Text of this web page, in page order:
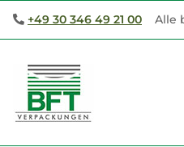
+49 30 346 49 21 00 Alle